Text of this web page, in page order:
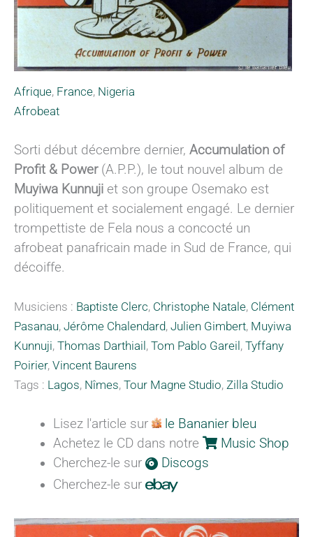
Afrique, France, Nigeria
Afrobeat
Sorti début décembre dernier, Accumulation of
Profit & Power(A.P.P.), le tout nouvel album de
Muyiwa Kunnuji et son groupe Osemako est
politiquement et socialement engagé. Le dernier
trompettiste de Fela nous a concocté un
afrobeat panafricain made in Sud de France, qui
décoiffe.
Musiciens : Baptiste Clerc, Christophe Natale, Clément
Pasanau, Jérôme Chalendard, Julien Gimbert, Muyiwa
Kunnuji, Thomas Darthiail , Tom Pablo Gareil , Tyffany
Poirier, Vincent Baurens
Tags : Lagos, Nîmes, Tour Magne Studio, Zilla Studio
Lisez l'article sur
le Bananier bleu
Achetez le CD dans notre
Music Shop
Cherchez-le sur
Discogs
Cherchez-le sur